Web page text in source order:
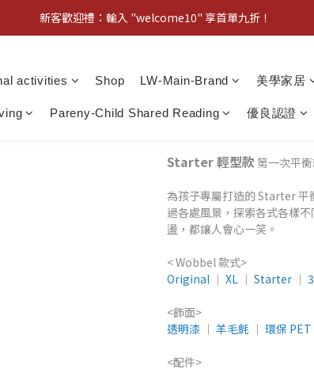
新客歡迎禮：輸入 "welcome10" 享首單九折！
新客歡迎禮：輸入 "welcome10" 享首單九折！
新客歡迎禮：輸入 "welcome10" 享首單九折！
activities Shop LW-Main-Brand 美學家居
Pareny-Child Shared Reading 優良認證
Starter 輕型款 第一次平
為孩子專屬打造的 Starter 平
過各處風景，探索各式各樣
盪，都讓人會心一笑。​
< Wobbel 款式>
Original │ ​XL │ Starter │
<飾面>
透明漆 │ 羊毛氈 │ 環保 PET
<配件>